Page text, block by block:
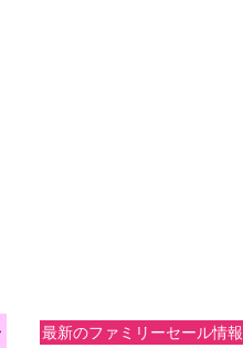
最新のファミリーセール情報